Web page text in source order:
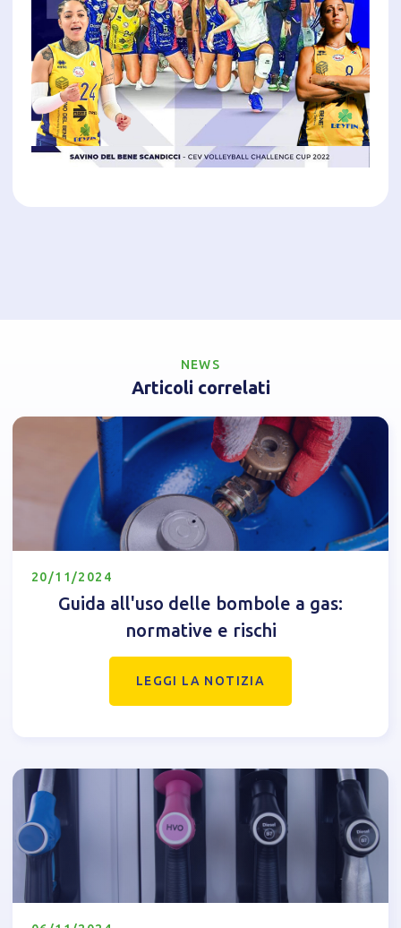
NEWS
Articoli correlati
20/11/2024
Guida all'uso delle bombole a gas:
normative e rischi
LEGGI LA NOTIZIA